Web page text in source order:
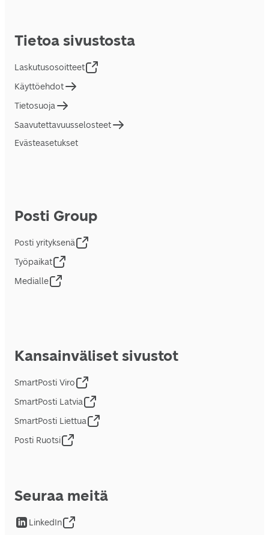
Tietoa sivustosta
Laskutusosoitteet
Käyttöehdot
Tietosuoja
Saavutettavuusselosteet
Evästeasetukset
Posti Group
Posti yrityksenä
Työpaikat
Medialle
Kansainväliset sivustot
SmartPosti Viro
SmartPosti Latvia
SmartPosti Liettua
Posti Ruotsi
Seuraa meitä
LinkedIn